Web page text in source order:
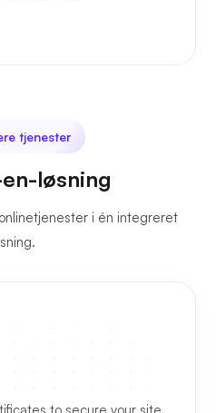
tjenester
løsning
i én integreret